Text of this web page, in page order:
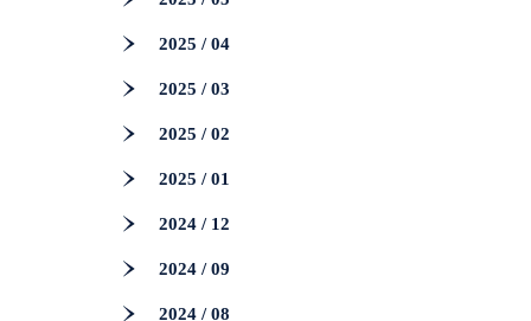
2025 / 04
2025 / 03
2025 / 02
2025 / 01
2024 / 12
2024 / 09
2024 / 08